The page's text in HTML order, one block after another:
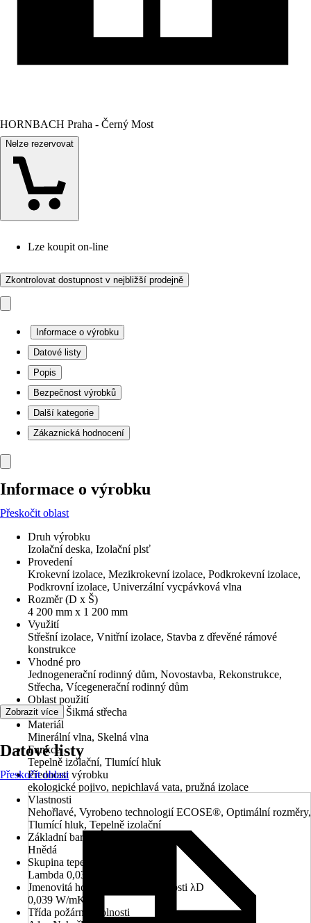
HORNBACH Praha - Černý Most
Nelze rezervovat
Lze koupit on-line
Zkontrolovat dostupnost v nejbližší prodejně
Informace o výrobku
Datové listy
Popis
Bezpečnost výrobků
Další kategorie
Zákaznická hodnocení
Informace o výrobku
Přeskočit oblast
Druh výrobku
Izolační deska, Izolační plsť
Provedení
Krokevní izolace, Mezikrokevní izolace, Podkrokevní izolace,
Podkrovní izolace, Univerzální vycpávková vlna
Rozměr (D x Š)
4 200 mm x 1 200 mm
Využití
Střešní izolace, Vnitřní izolace, Stavba z dřevěné rámové
konstrukce
Vhodné pro
Jednogenerační rodinný dům, Novostavba, Rekonstrukce,
Střecha, Vícegenerační rodinný dům
Oblast použití
Střecha, Šikmá střecha
Materiál
Minerální vlna, Skelná vlna
Funkce
Tepelně izolační, Tlumící hluk
Přednosti výrobku
ekologické pojivo, nepichlavá vata, pružná izolace
Vlastnosti
Nehořlavé, Vyrobeno technologií ECOSE®, Optimální rozměry,
Tlumící hluk, Tepelně izolační
Základní barva
Hnědá
Skupina tepelné vodivosti
Lambda 0,039
Jmenovitá hodnota tepelné vodivosti λD
0,039 W/mK
Třída požární odolnosti
Zobrazit více
Datové listy
Přeskočit oblast